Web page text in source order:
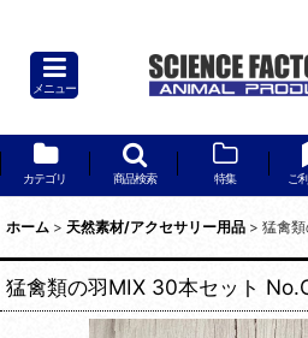
メニュー
カテゴリ 商品検索 特集 ご
ホーム > 天然素材/アクセサリー用品 > 猛禽
猛禽類の羽MIX 30本セット